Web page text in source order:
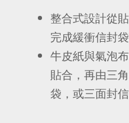
整合式設計從
完成緩衝信封袋
牛皮紙與氣泡
貼合，再由三
袋，或三面封信